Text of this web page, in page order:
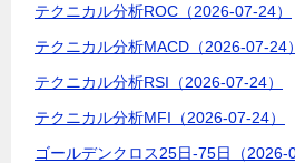
テクニカル分析ROC（2026-07-24）
テクニカル分析MACD（2026-07-24）
テクニカル分析RSI（2026-07-24）
テクニカル分析MFI（2026-07-24）
ゴールデンクロス25日-75日（2026-